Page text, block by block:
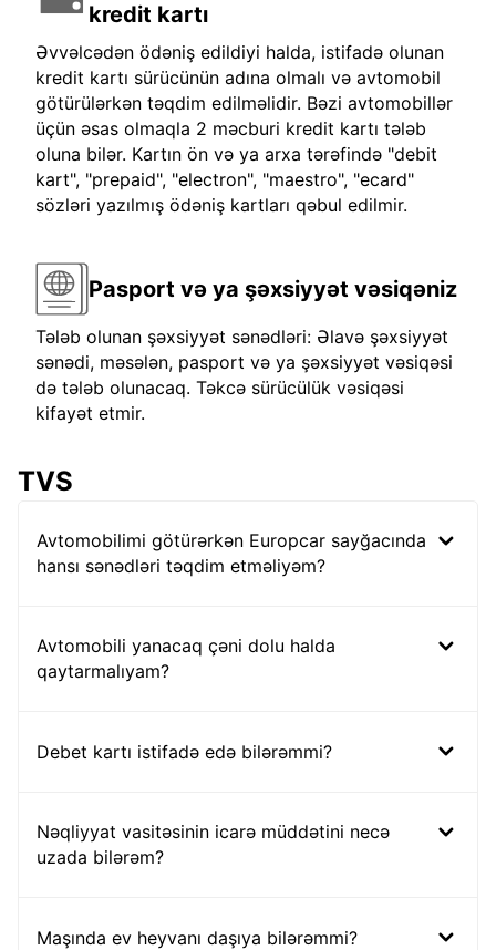
kredit kartı
Əvvəlcədən ödəniş edildiyi halda, istifadə olunan
kredit kartı sürücünün adına olmalı və avtomobil
götürülərkən təqdim edilməlidir. Bəzi avtomobillər
üçün əsas olmaqla 2 məcburi kredit kartı tələb
oluna bilər. Kartın ön və ya arxa tərəfində "debit
kart", "prepaid", "electron", "maestro", "ecard"
sözləri yazılmış ödəniş kartları qəbul edilmir.
Pasport və ya şəxsiyyət vəsiqəniz
Tələb olunan şəxsiyyət sənədləri: Əlavə şəxsiyyət
sənədi, məsələn, pasport və ya şəxsiyyət vəsiqəsi
də tələb olunacaq. Təkcə sürücülük vəsiqəsi
kifayət etmir.
TVS
Avtomobilimi götürərkən Europcar sayğacında
hansı sənədləri təqdim etməliyəm?
Avtomobili yanacaq çəni dolu halda
qaytarmalıyam?
Debet kartı istifadə edə bilərəmmi?
Nəqliyyat vasitəsinin icarə müddətini necə
uzada bilərəm?
Maşında ev heyvanı daşıya bilərəmmi?